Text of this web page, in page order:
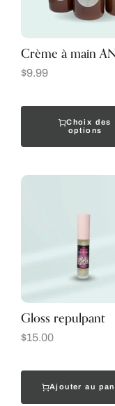
Crème à main
$9.99
Choix des
options
Gloss repulpant
$15.00
Ajouter au